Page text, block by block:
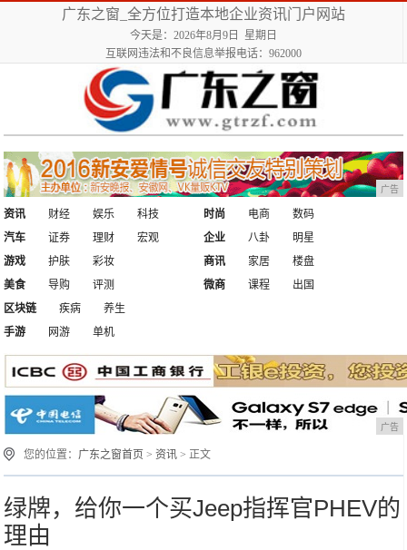
广东之窗_全方位打造本地企业资讯门户网站
今天是：2026年8月9日 星期日
互联网违法和不良信息举报电话：962000
广告
资讯 财经 娱乐
科技
汽车
证券 理财 宏观
时尚 电商
数码
企业
八卦
明星
游戏
护肤
彩妆
美食
导购 评测
商讯 家居
楼盘
微商
课程
出国
区块链
疾病
养生
手游
网游 单机
广告
您的位置： 广东之窗首页 >资讯 > 正文
绿牌，给你一个买Jeep指挥官PHEV的
理由